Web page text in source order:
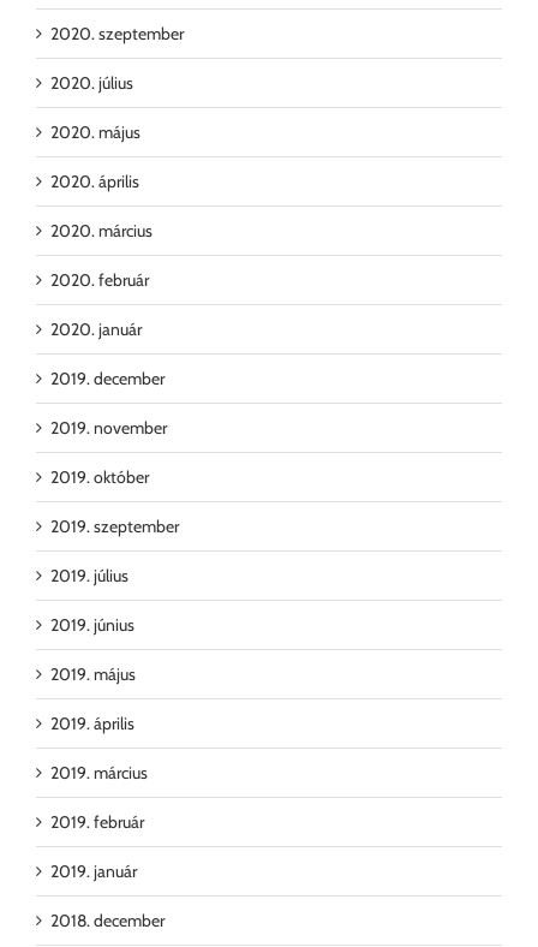
2020. szeptember
2020. július
2020. május
2020. április
2020. március
2020. február
2020. január
2019. december
2019. november
2019. október
2019. szeptember
2019. július
2019. június
2019. május
2019. április
2019. március
2019. február
2019. január
2018. december